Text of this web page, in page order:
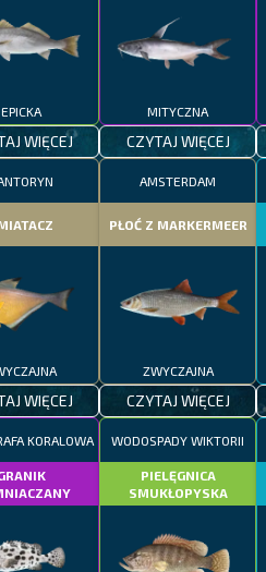
EPICKA
WIĘCEJ
MITYCZNA
CZYTAJ WIĘCEJ
WIĘCEJ
AMSTERDAM
PŁOĆ Z MARKERMEER
ZWYCZAJNA
CZYTAJ WIĘCEJ
KORALOWA WODOSPADY WIKTORII
PIELĘGNICA
SMUKŁOPYSKA